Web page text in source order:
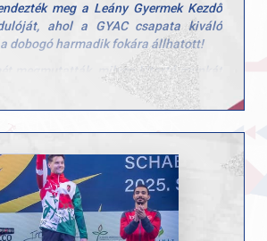
meg a Leány Gyermek Kezdő
ahol a GYAC csapata kiváló
dobogó harmadik fokára állhatott!
megmutatták, milyen kitartó munkát
hétre, és hogy a csapategység valódi
Tátrai Karolina, Scheller Júlia Anna,
Heléna és Zoller-Delbó Zorka.
Herenkovics Rozália is bemutatta
Szonjának és Kardos Botondnak
a felkészítésért és a lelkes